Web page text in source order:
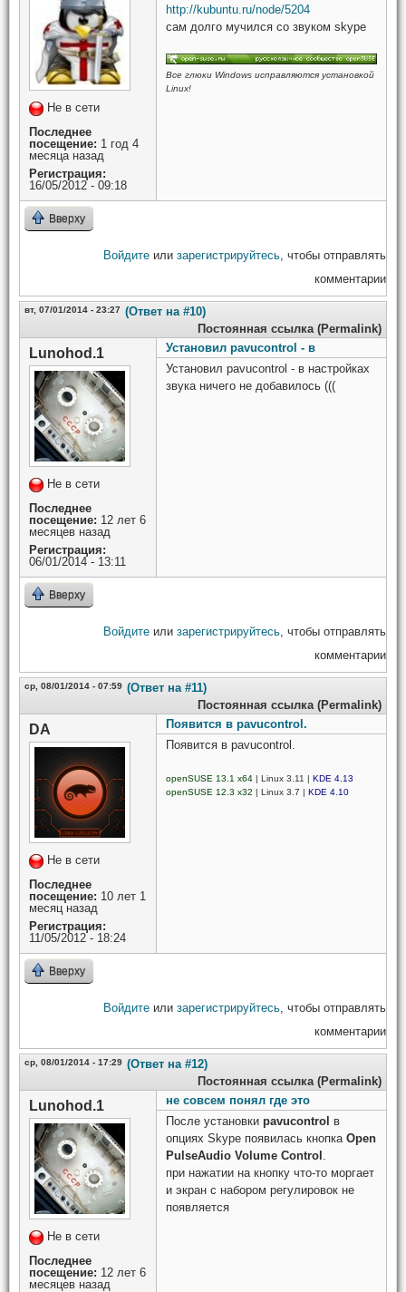
Не в сети
Последнее
посещение: 1 год 4
месяца назад
Регистрация:
16/05/2012 - 09:18
http://kubuntu.ru/node/5204
сам долго мучился со звуком skype
Все глюки Windows исправляются установкой
Linux!
Вверху
Войдите или зарегистрируйтесь, чтобы отправлять
комментарии
вт, 07/01/2014 - 23:27 (Ответ на #10)
Постоянная ссылка (Permalink)
Lunohod.1
Не в сети
Последнее
посещение: 12 лет 6
месяцев назад
Регистрация:
06/01/2014 - 13:11
Установил pavucontrol - в
Установил pavucontrol - в настройках
звука ничего не добавилось (((
Вверху
Войдите или зарегистрируйтесь, чтобы отправлять
комментарии
ср, 08/01/2014 - 07:59 (Ответ на #11)
Постоянная ссылка (Permalink)
DA
Не в сети
Последнее
посещение: 10 лет 1
месяц назад
Регистрация:
11/05/2012 - 18:24
Появится в pavucontrol.
Появится в pavucontrol.
openSUSE 13.1 x64 | Linux 3.11 | KDE 4.13
openSUSE 12.3 x32 | Linux 3.7 | KDE 4.10
Вверху
Войдите или зарегистрируйтесь, чтобы отправлять
комментарии
ср, 08/01/2014 - 17:29 (Ответ на #12)
Постоянная ссылка (Permalink)
Lunohod.1
Не в сети
Последнее
посещение: 12 лет 6
месяцев назад
не совсем понял где это
После установки pavucontrol в
опциях Skype появилась кнопка Open
PulseAudio Volume Control .
при нажатии на кнопку что-то моргает
и экран с набором регулировок не
появляется